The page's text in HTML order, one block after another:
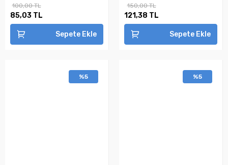
100,00 TL
85,03 TL
Sepete Ekle
150,00 TL
121,38 TL
Sepete Ekle
%5 %5